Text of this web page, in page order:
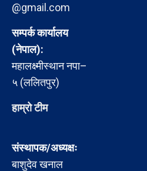
@gmail.com
सम्पर्क कार्यालय
(नेपाल):
महालक्ष्मीस्थान नपा–
५ (ललितपुर)
हाम्रो टीम
संस्थापक/अध्यक्षः
बाशुदेव खनाल